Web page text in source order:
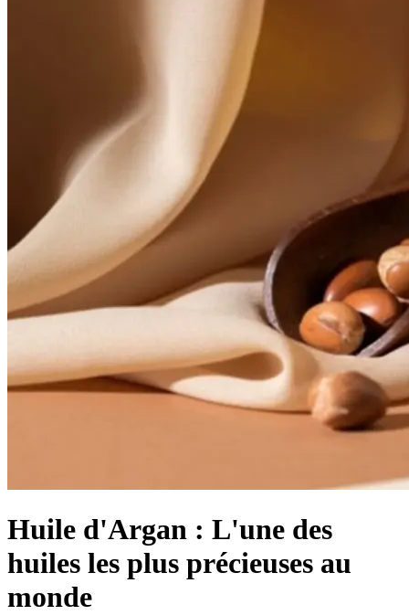
Huile d'Argan : L'une des
huiles les plus précieuses au
monde